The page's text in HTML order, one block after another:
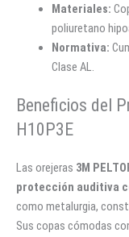
Materiales:
poliuretano
Normativa:
Clase AL.
Beneficios del
H10P3E
Las orejeras 3M
protección auditiva
como metalurgia,
Sus copas cómodas